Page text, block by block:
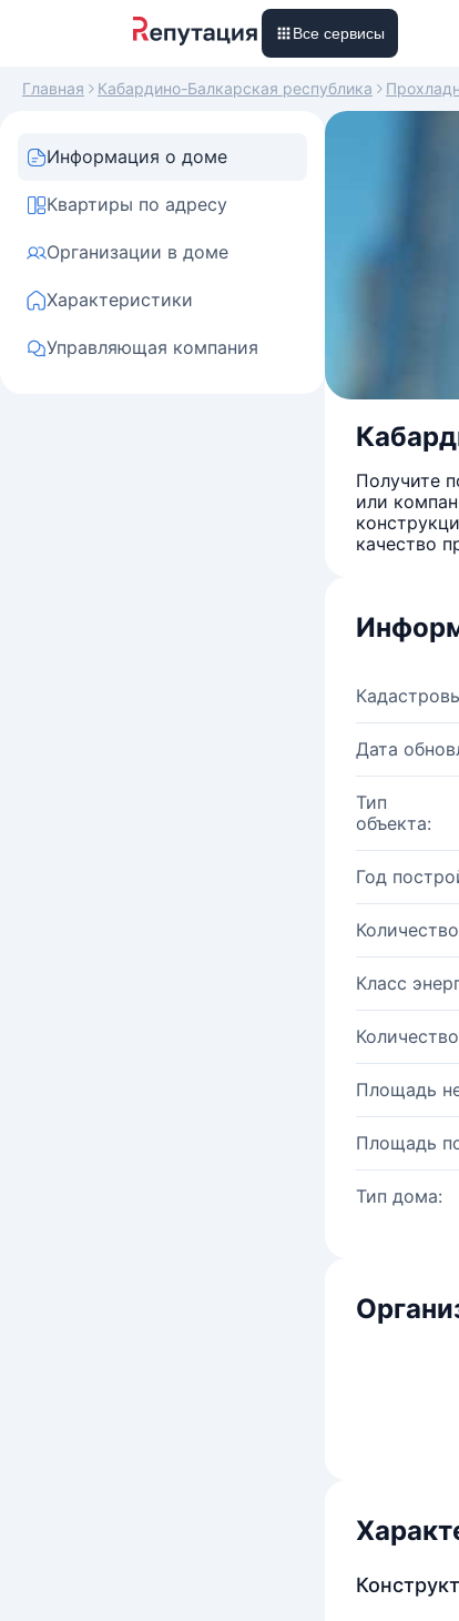
Все сервисы
Главная Кабардино-Балкарская республика
Информация о доме
Квартиры по адресу
Организации в доме
Характеристики
Управляющая компания
Получите
или
качество
Дата
Тип
объекта:
Год
Класс
Площадь
Площадь
Тип дома: